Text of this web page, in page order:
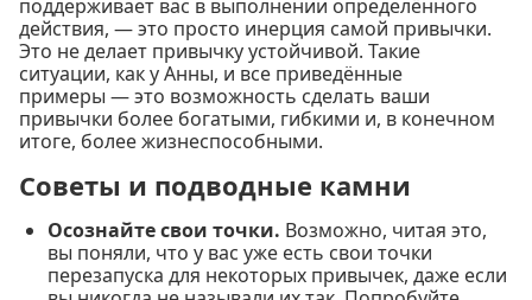
поддерживает вас в выполнении определённого
действия, — это просто инерция самой привычки.
Это не делает привычку устойчивой. Такие
ситуации, как у Анны, и все приведённые
примеры — это возможность сделать ваши
привычки более богатыми, гибкими и, в конечном
итоге, более жизнеспособными.
Советы и подводные камни
Осознайте свои точки. Возможно, читая это,
вы поняли, что у вас уже есть свои точки
перезапуска для некоторых привычек, даже если